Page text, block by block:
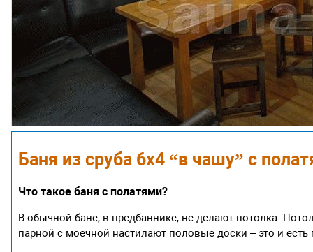
Баня из сруба 6х4 “в чашу” с
Что такое баня с полатями?
В обычной бане, в предбаннике, не делают потолка.
парной с моечной настилают половые доски – это и есть